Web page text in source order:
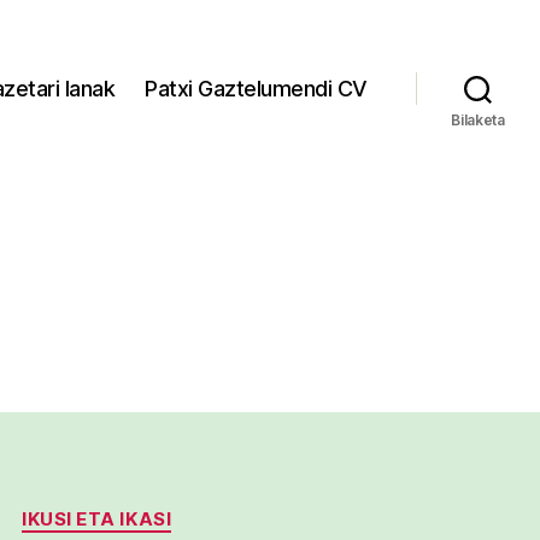
lanak Patxi Gaztelumendi CV
Bilaketa
IKUSI ETA IKASI